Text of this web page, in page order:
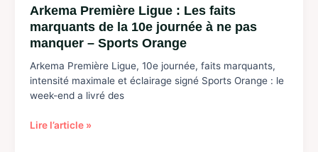
Arkema Première Ligue : Les faits
marquants de la 10e journée à ne pas
manquer – Sports Orange
Arkema Première Ligue, 10e journée, faits marquants,
intensité maximale et éclairage signé Sports Orange : le
week-end a livré des
Arkema
Lire l’article »